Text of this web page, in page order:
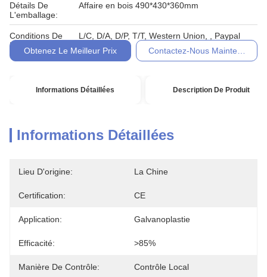
Détails De
L'emballage:
Affaire en bois 490*430*360mm
Conditions De
Paiement:
L/C, D/A, D/P, T/T, Western Union, , Paypal
Obtenez Le Meilleur Prix
Contactez-Nous Maintenant
Informations Détaillées Description De Produit
Informations Détaillées
Lieu D'origine: La Chine
Certification: CE
Application: Galvanoplastie
Efficacité: >85%
Manière De Contrôle: Contrôle Local